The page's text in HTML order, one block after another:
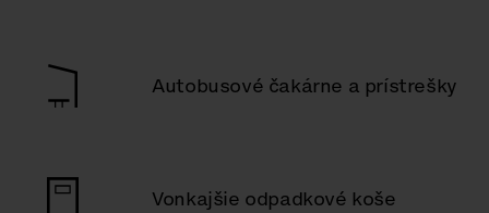
Autobusové čakárne a prístrešky
Vonkajšie odpadkové koše